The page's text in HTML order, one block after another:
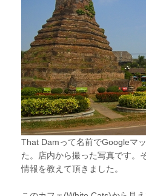
That Damって名前でGoogleマ
た。店内から撮った写真です。
情報を教えて頂きました。